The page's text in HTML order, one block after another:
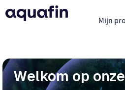
Mijn
Welkom op